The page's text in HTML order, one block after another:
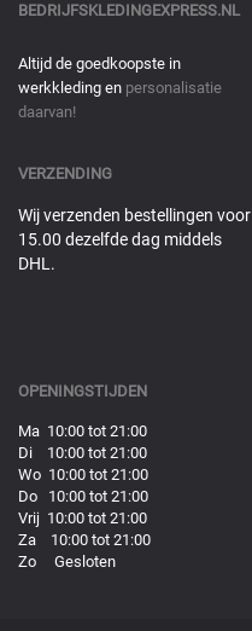
BEDRIJFSKLEDINGEXPRESS.NL
Altijd de goedkoopste in
werkkleding en personalisatie
daarvan!
VERZENDING
Wij verzenden bestellingen voor
15.00 dezelfde dag middels
DHL.
OPENINGSTIJDEN
Ma 10:00 tot 21:00
Di 10:00 tot 21:00
Wo 10:00 tot 21:00
Do 10:00 tot 21:00
Vrij 10:00 tot 21:00
Za 10:00 tot 21:00
Zo Gesloten